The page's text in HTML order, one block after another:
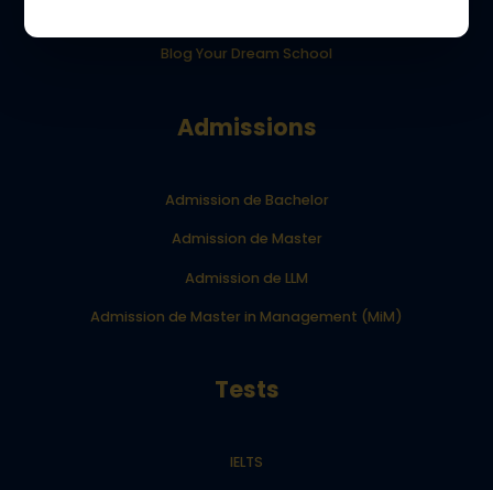
Blog Your Dream School
Admissions
Admission de Bachelor
Admission de Master
Admission de LLM
Admission de Master in Management (MiM)
Tests
IELTS